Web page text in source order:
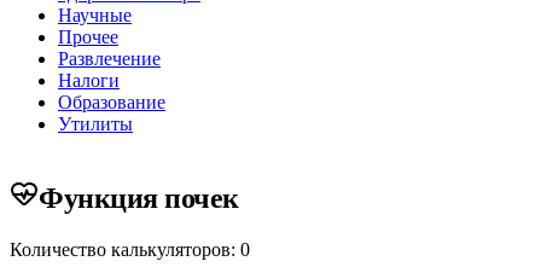
Научные
Прочее
Развлечение
Налоги
Образование
Утилиты
Функция почек
Количество калькуляторов: 0